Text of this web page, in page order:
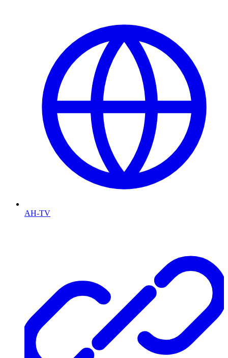
AH-TV